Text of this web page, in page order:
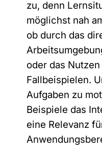
zu, denn
möglichst nah
ob durch das
oder das
Fallbeispielen.
Aufgaben zu
Beispiele das
eine Relevanz
E-Mail-Adresse *
a
t
n
s
c
Hiermit
Solutions
Informationen
zusenden darf.
E-Mail Adresse
Formulars